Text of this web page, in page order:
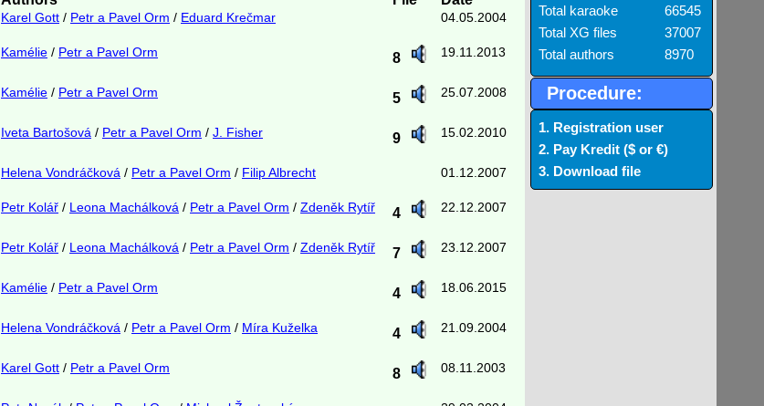
Karel Gott / Petr a Pavel Orm / Eduard Krečmar 04.05.2004
Kamélie / Petr a Pavel Orm 8 19.11.2013
Kamélie / Petr a Pavel Orm 5 25.07.2008
Iveta Bartošová / Petr a Pavel Orm / J. Fisher 9 15.02.2010
Helena Vondráčková / Petr a Pavel Orm / Filip Albrecht 01.12.2007
Petr Kolář / Leona Machálková / Petr a Pavel Orm / Zdeněk Rytíř 4 22.12.2007
Petr Kolář / Leona Machálková / Petr a Pavel Orm / Zdeněk Rytíř 7 23.12.2007
Kamélie / Petr a Pavel Orm 4 18.06.2015
Helena Vondráčková / Petr a Pavel Orm / Míra Kuželka 4 21.09.2004
Karel Gott / Petr a Pavel Orm 8 08.11.2003
Total karaoke
66545
Total XG files
37007
Total authors
8970
Procedure:
1. Registration user
2. Pay Kredit ($ or €)
3. Download file